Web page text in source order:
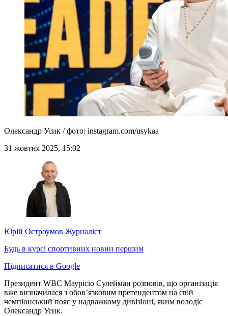
Олександр Усик / фото: instagram.com/usykaa
31 жовтня 2025, 15:02
Юрій Остроумов Журналіст
Будь в курсі спортивних новин першим
Підписатися в Google
Президент WBC Маурісіо Сулейман розповів, що організація
вже визначилася з обов’язковим претендентом на свій
чемпіонський пояс у надважкому дивізіоні, яким володіє
Олександр Усик.